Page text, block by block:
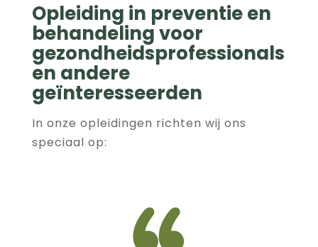
Opleiding in preventie en
behandeling voor
gezondheidsprofessionals
en andere
geïnteresseerden
In onze opleidingen richten wij ons
speciaal op: